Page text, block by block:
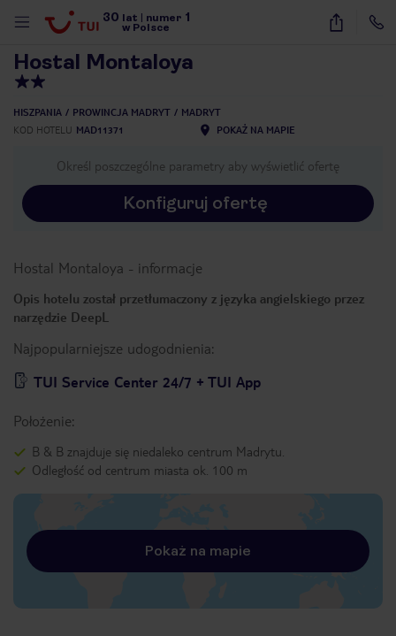
30 lat numer 1
w Polsce
37
Hostal Montaloya
HISZPANIA PROWINCJA MADRYT
MADRYT
KOD HOTELU MAD11371 POKAŻ NA MAPIE
Określ poszczególne parametry aby wyświetlić ofertę
Konfiguruj ofertę
Hostal Montaloya - informacje
Opis hotelu został przetłumaczony z języka angielskiego przez
narzędzie DeepL
Najpopularniejsze udogodnienia:
TUI Service Center 24/7 + TUI App
Położenie:
B & B znajduje się niedaleko centrum Madrytu.
Odległość od centrum miasta ok. 100 m
Pokaż na mapie